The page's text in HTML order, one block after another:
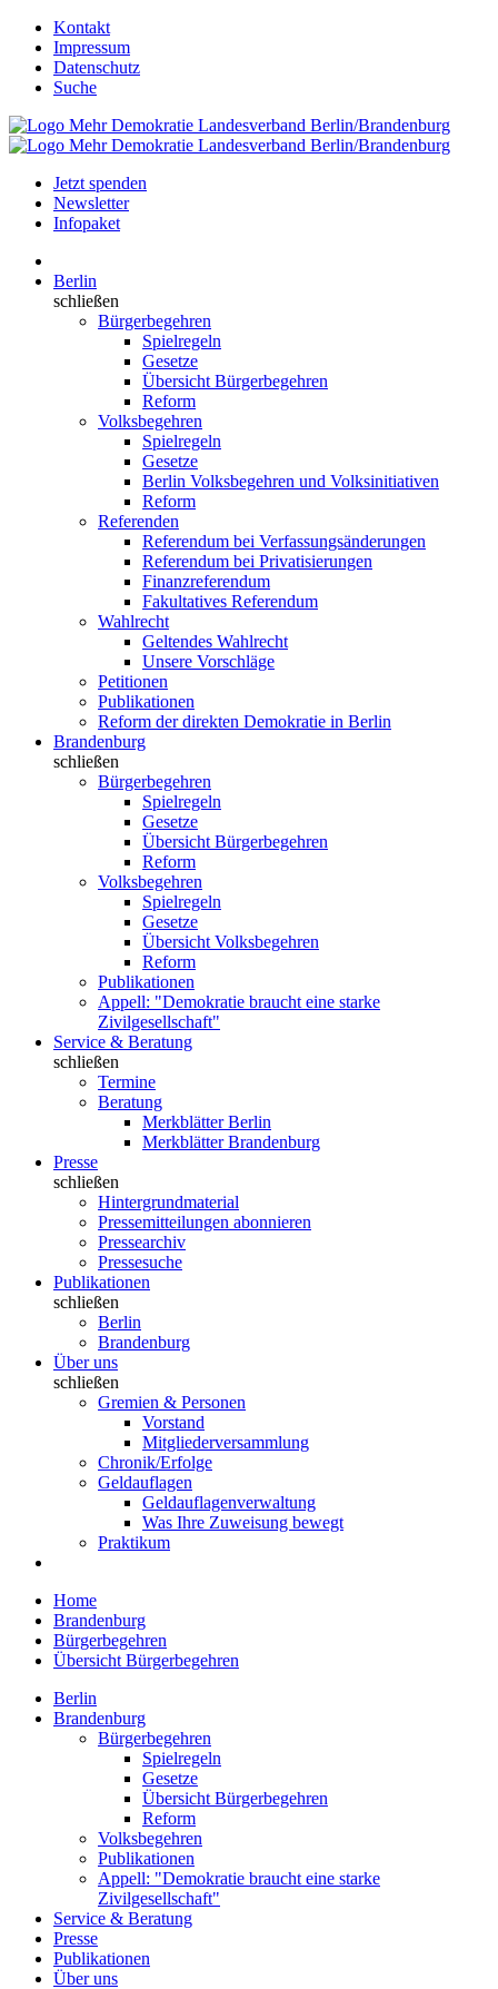
Kontakt
Impressum
Datenschutz
Suche
Jetzt spenden
Newsletter
Infopaket
Berlin
schließen
Bürgerbegehren
Spielregeln
Gesetze
Übersicht Bürgerbegehren
Reform
Volksbegehren
Spielregeln
Gesetze
Berlin Volksbegehren und Volksinitiativen
Reform
Referenden
Referendum bei Verfassungsänderungen
Referendum bei Privatisierungen
Finanzreferendum
Fakultatives Referendum
Wahlrecht
Geltendes Wahlrecht
Unsere Vorschläge
Petitionen
Publikationen
Reform der direkten Demokratie in Berlin
Brandenburg
schließen
Bürgerbegehren
Spielregeln
Gesetze
Übersicht Bürgerbegehren
Reform
Volksbegehren
Spielregeln
Gesetze
Übersicht Volksbegehren
Reform
Publikationen
Appell: "Demokratie braucht eine starke
Zivilgesellschaft"
Service & Beratung
schließen
Termine
Beratung
Merkblätter Berlin
Merkblätter Brandenburg
Presse
schließen
Hintergrundmaterial
Pressemitteilungen abonnieren
Pressearchiv
Pressesuche
Publikationen
schließen
Berlin
Brandenburg
Über uns
schließen
Gremien & Personen
Vorstand
Mitgliederversammlung
Chronik/Erfolge
Geldauflagen
Geldauflagenverwaltung
Was Ihre Zuweisung bewegt
Praktikum
Home
Brandenburg
Bürgerbegehren
Übersicht Bürgerbegehren
Berlin
Brandenburg
Bürgerbegehren
Spielregeln
Gesetze
Übersicht Bürgerbegehren
Reform
Volksbegehren
Publikationen
Appell: "Demokratie braucht eine starke
Zivilgesellschaft"
Service & Beratung
Presse
Publikationen
Über uns